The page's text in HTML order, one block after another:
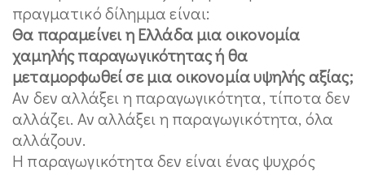
πραγματικό δίλημμα είναι:
Θα παραμείνει η Ελλάδα μια οικονομία
χαμηλής παραγωγικότητας ή θα
μεταμορφωθεί σε μια οικονομία υψηλής αξίας;
Αν δεν αλλάξει η παραγωγικότητα, τίποτα δεν
αλλάζει. Αν αλλάξει η παραγωγικότητα, όλα
αλλάζουν.
Η παραγωγικότητα δεν είναι ένας ψυχρός